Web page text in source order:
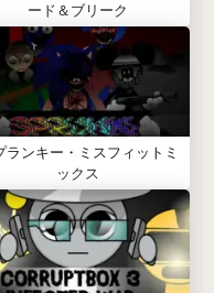
ード＆ブリーク
ランキー・ミスフィットミ
ックス